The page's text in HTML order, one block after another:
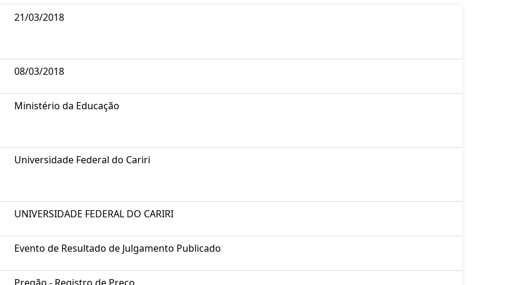
21/03/2018
08/03/2018
Ministério da Educação
Universidade Federal do Cariri
UNIVERSIDADE FEDERAL DO CARIRI
Evento de Resultado de Julgamento Publicado